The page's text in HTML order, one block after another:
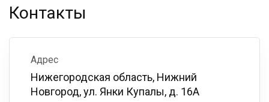
Контакты
Адрес
Нижегородская область, Нижний
Новгород, ул. Янки Купалы, д. 16A